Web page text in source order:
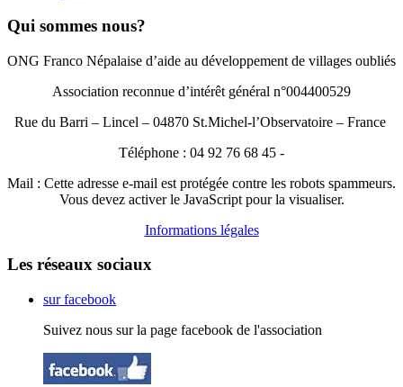
Qui sommes nous?
ONG Franco Népalaise d’aide au développement de villages oubliés
Association reconnue d’intérêt général n°004400529
Rue du Barri – Lincel – 04870 St.Michel-l’Observatoire – France
Téléphone : 04 92 76 68 45 -
Mail : Cette adresse e-mail est protégée contre les robots spammeurs.
Vous devez activer le JavaScript pour la visualiser.
Informations légales
Les réseaux sociaux
sur facebook
Suivez nous sur la page facebook de l'association